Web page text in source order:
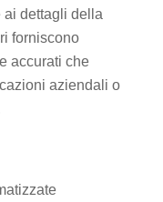
ai dettagli della
forniscono
accurati che
aziendali o